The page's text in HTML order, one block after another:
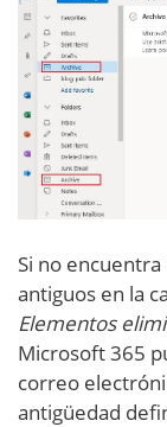
Si no
antiguos en la
Elementos
Microsoft 365
correo
antigüedad